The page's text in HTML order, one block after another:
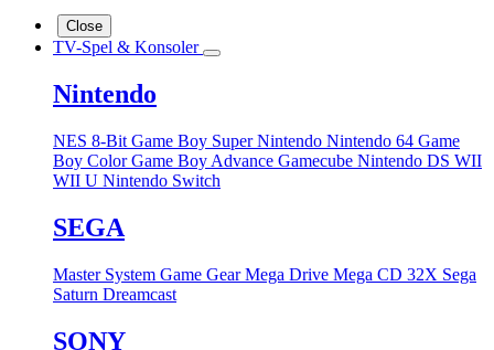
Close
TV-Spel & Konsoler
Nintendo
NES 8-Bit Game Boy Super Nintendo Nintendo 64 Game
Boy ColorGame Boy Advance Gamecube Nintendo DS WII
WII U Nintendo Switch
SEGA
Master System Game GearMega Drive Mega CD 32X Sega
Saturn Dreamcast
SONY